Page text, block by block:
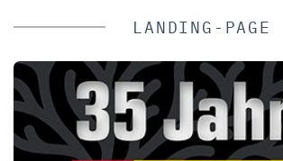
LANDING-PAGE